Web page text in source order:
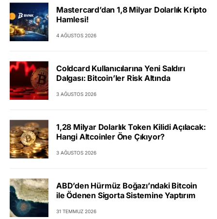
Mastercard’dan 1,8 Milyar Dolarlık Kripto
Hamlesi!
4 AĞUSTOS 2026
Coldcard Kullanıcılarına Yeni Saldırı
Dalgası: Bitcoin’ler Risk Altında
3 AĞUSTOS 2026
1,28 Milyar Dolarlık Token Kilidi Açılacak:
Hangi Altcoinler Öne Çıkıyor?
3 AĞUSTOS 2026
ABD’den Hürmüz Boğazı’ndaki Bitcoin
ile Ödenen Sigorta Sistemine Yaptırım
31 TEMMUZ 2026